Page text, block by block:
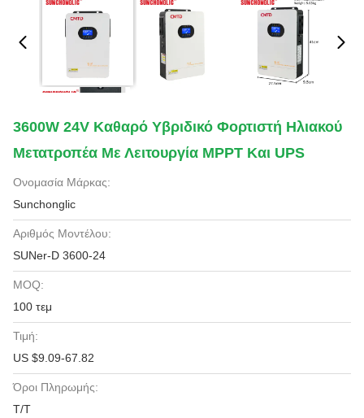
3600W 24V Καθαρό Υβριδικό Φορτιστή Ηλιακού
Μετατροπέα Με Λειτουργία MPPT Και UPS
Ονομασία Μάρκας:
Sunchonglic
Αριθμός Μοντέλου:
SUNer-D 3600-24
MOQ:
100 τεμ
Τιμή:
US $9.09-67.82
Όροι Πληρωμής:
T/T